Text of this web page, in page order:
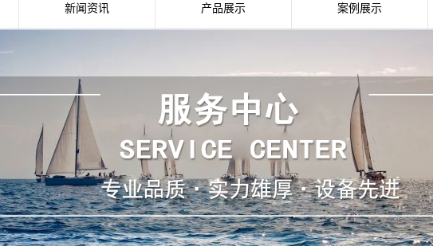
新闻资讯
行业新闻
技术知识
产品展示
二次成型管
石英棒
光伏半导体用石英器件
小口径石英管
石英制品
案例展示